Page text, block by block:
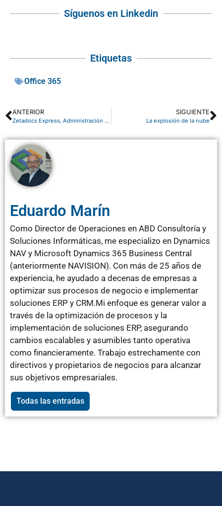
Síguenos en Linkedin
Etiquetas
Office 365
ANTERIOR
Zetadocs Express, Administración de Documentos para Microsoft Dynamics NAV
SIGUIENTE
La explosión de la nube
Eduardo Marín
Como Director de Operaciones en ABD Consultoría y
Soluciones Informáticas, me especializo en Dynamics
NAV y Microsoft Dynamics 365 Business Central
(anteriormente NAVISION). Con más de 25 años de
experiencia, he ayudado a decenas de empresas a
optimizar sus procesos de negocio e implementar
soluciones ERP y CRM.Mi enfoque es generar valor a
través de la optimización de procesos y la
implementación de soluciones ERP, asegurando
cambios escalables y asumibles tanto operativa
como financieramente. Trabajo estrechamente con
directivos y propietarios de negocios para alcanzar
sus objetivos empresariales.
Todas las entradas